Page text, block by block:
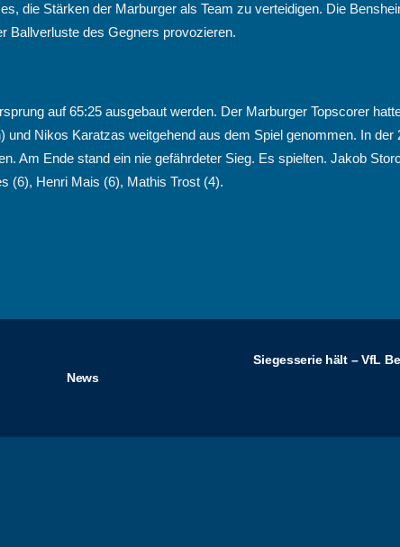
die Stärken der Marburger als Team zu verteidigen. Die
Ballverluste des Gegners provozieren.
auf 65:25 ausgebaut werden. Der Marburger Topscorer
Nikos Karatzas weitgehend aus dem Spiel genommen. In der
Am Ende stand ein nie gefährdeter Sieg. Es spielten. Jakob
(6), Henri Mais (6), Mathis Trost (4).
News
Siegesserie hält – VfL